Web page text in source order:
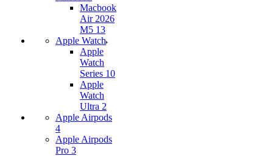
Macbook
Air 2026
M5 13
Apple Watch
Apple
Watch
Series 10
Apple
Watch
Ultra 2
Apple Airpods
4
Apple Airpods
Pro 3